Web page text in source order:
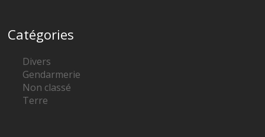
Catégories
Divers
Gendarmerie
Non classé
Terre